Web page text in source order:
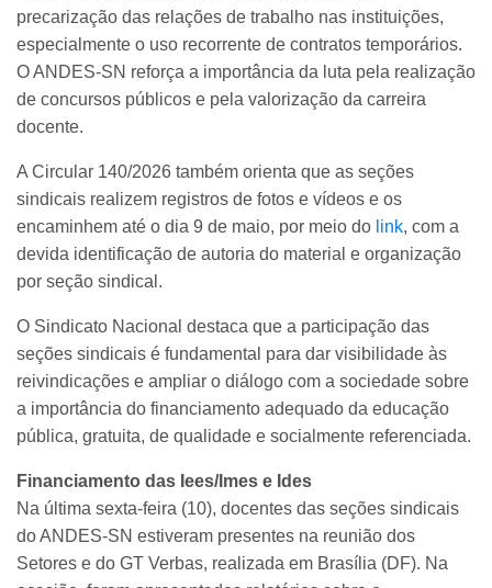
precarização das relações de trabalho nas instituições,
especialmente o uso recorrente de contratos temporários.
O ANDES-SN reforça a importância da luta pela realização
de concursos públicos e pela valorização da carreira
docente.
A Circular 140/2026 também orienta que as seções
sindicais realizem registros de fotos e vídeos e os
encaminhem até o dia 9 de maio, por meio do link, com a
devida identificação de autoria do material e organização
por seção sindical.
O Sindicato Nacional destaca que a participação das
seções sindicais é fundamental para dar visibilidade às
reivindicações e ampliar o diálogo com a sociedade sobre
a importância do financiamento adequado da educação
pública, gratuita, de qualidade e socialmente referenciada.
Financiamento das Iees/Imes e Ides
Na última sexta-feira (10), docentes das seções sindicais
do ANDES-SN estiveram presentes na reunião dos
Setores e do GT Verbas, realizada em Brasília (DF). Na